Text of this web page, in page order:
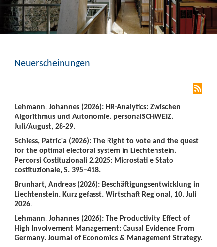
Neuerscheinungen
Lehmann, Johannes (2026): HR-Analytics: Zwischen
Algorithmus und Autonomie. personalSCHWEIZ.
Juli/August, 28-29.
Schiess, Patricia (2026): The Right to vote and the quest
for the optimal electoral system in Liechtenstein.
Percorsi Costituzionali 2.2025: Microstati e Stato
costituzionale, S. 395–418.
Brunhart, Andreas (2026): Beschäftigungsentwicklung in
Liechtenstein. Kurz gefasst. Wirtschaft Regional, 10. Juli
2026.
Lehmann, Johannes (2026): The Productivity Effect of
High Involvement Management: Causal Evidence From
Germany. Journal of Economics & Management Strategy.